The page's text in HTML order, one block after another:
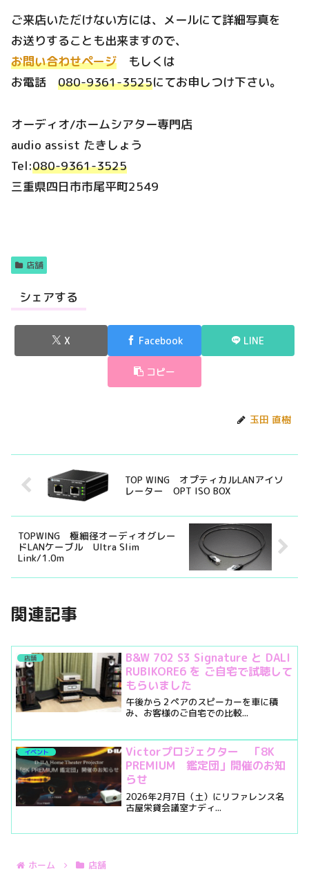
ご来店いただけない方には、メールにて詳細写真を
お送りすることも出来ますので、
お問い合わせページ もしくは
お電話 080-9361-3525にてお申しつけ下さい。
オーディオ/ホームシアター専門店
audio assist たきしょう
Tel:080-9361-3525
三重県四日市市尾平町2549
店舗
シェアする
X Facebook LINE
コピー
玉田 直樹
TOP WING オプティカルLANアイソ
レーター OPT ISO BOX
TOPWING 極細径オーディオグレー
ドLANケーブル Ultra Slim
Link/1.0m
関連記事
店舗
B&W 702 S3 Signature と DALI
RUBIKORE6 を ご自宅で試聴して
もらいました
午後から２ペアのスピーカーを車に積
み、お客様のご自宅での比較...
イベント
Victorプロジェクター 「8K
PREMIUM 鑑定団」開催のお知
らせ
2026年2月7日（土）にリファレンス名
古屋栄貸会議室ナディ...
ホーム 店舗